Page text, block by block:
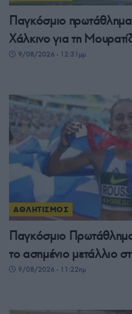
Παγκόσμιο
Χάλκινο για τη
9/08/2026 - 12:31μμ
ΑΘΛΗΤΙΣΜΟΣ
Παγκόσμιο
το ασημένιο μετάλλιο
9/08/2026 - 11:22πμ